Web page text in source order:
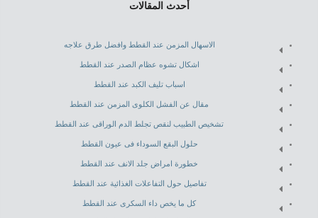
أحدث المقالات
الاسهال المزمن عند القطط وافضل طرق علاجه
اشكال تشوه عظام الصدر عند القطط
اسباب تليف الكبد عند القطط
مقال عن الفشل الكلوى المزمن عند القطط
تشخيص الطبيب لنقص تجلط الدم الوراقى عند القطط
حلول البقع السوداء فى عيون القطط
خطورة امراض جلد الانف عند القطط
تفاصيل حول التفاعلات الغذائية عند القطط
كل ما يخص داء السكرى عند القطط